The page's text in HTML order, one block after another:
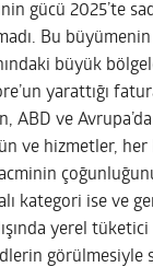
gücü 2025’te
Bu
büyük
yarattığı
ABD ve
ve hizmetler,
kategori ise ve
yerel tüketici
görülmesiyle